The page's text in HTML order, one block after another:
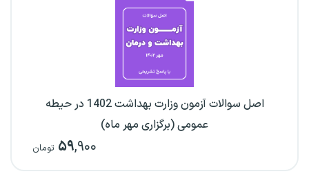
اصل سوالات آزمون وزارت بهداشت 1402 در حیطه
عمومی (برگزاری مهر ماه)
۵۹,۹۰۰ تومان